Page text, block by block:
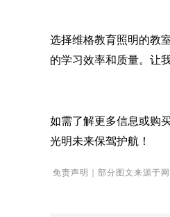
选择维格教育照明的教
的学习效率和质量。让
如需了解更多信息或购
光明未来保驾护航！
免责声明｜部分图文来源于